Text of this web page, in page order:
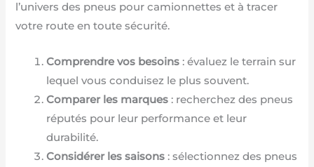
l’univers des pneus pour camionnettes et à tracer
votre route en toute sécurité.
Comprendre vos besoins : évaluez le terrain sur
lequel vous conduisez le plus souvent.
Comparer les marques : recherchez des pneus
réputés pour leur performance et leur
durabilité.
Considérer les saisons : sélectionnez des pneus